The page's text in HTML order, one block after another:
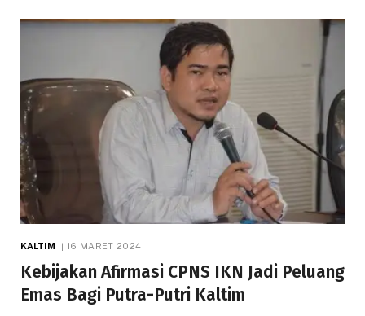
KALTIM 16 MARET 2024
Kebijakan Afirmasi CPNS IKN Jadi Peluang
Emas Bagi Putra-Putri Kaltim